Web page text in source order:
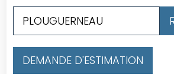
DEMANDE D'ESTIMATION